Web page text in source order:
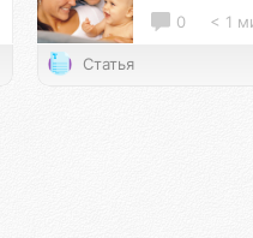
0 < 1
Статья